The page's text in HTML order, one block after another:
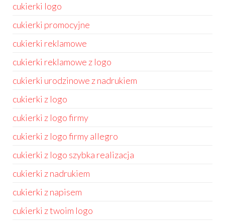
cukierki logo
cukierki promocyjne
cukierki reklamowe
cukierki reklamowe z logo
cukierki urodzinowe z nadrukiem
cukierki z logo
cukierki z logo firmy
cukierki z logo firmy allegro
cukierki z logo szybka realizacja
cukierki z nadrukiem
cukierki z napisem
cukierki z twoim logo